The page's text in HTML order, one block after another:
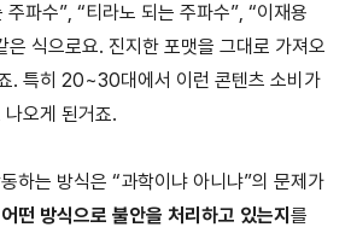
파수”, “티라노 되는 주파수”, “이재용
은 식으로요. 진지한 포맷을 그대로 가져오
. 특히 20~30대에서 이런 콘텐츠 소비가
오게 된거죠.
하는 방식은 “과학이냐 아니냐”의 문제가
떤 방식으로 불안을 처리하고 있는지 를